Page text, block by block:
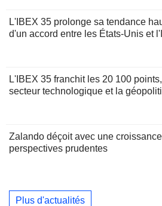
L'IBEX 35 prolonge sa tendance
d'un accord entre les États-Unis et
L'IBEX 35 franchit les 20 100
secteur technologique et la
Zalando déçoit avec une
perspectives prudentes
Plus d'actualités